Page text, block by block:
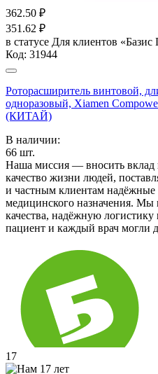
362.50 ₽
351.62 ₽
в статусе Для клиентов
Код: 31944
Роторасширитель винтовой,
одноразовый, Xiamen
(КИТАЙ)
В наличии:
66 шт.
Наша миссия — вносить вклад
качество жизни людей,
и частным клиентам надёжные
медицинского назначения. Мы
качества, надёжную
пациент и каждый врач могли
17